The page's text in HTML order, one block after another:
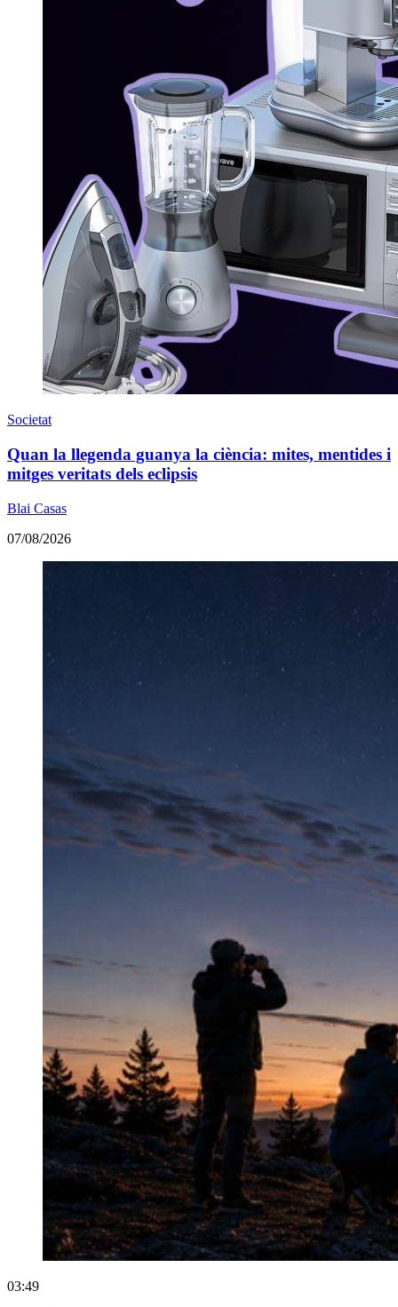
Societat
Quan la llegenda guanya la ciència: mites, mentides i
mitges veritats dels eclipsis
Blai Casas
07/08/2026
03:49